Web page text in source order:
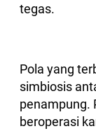
tegas.
Pola yang
simbiosis
penampung.
beroperasi